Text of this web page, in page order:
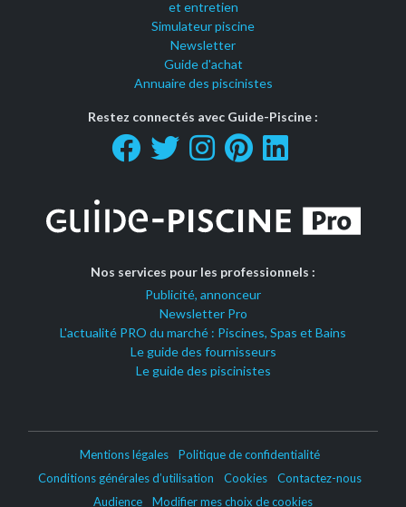
et entretien
Simulateur piscine
Newsletter
Guide d'achat
Annuaire des piscinistes
Restez connectés avec Guide-Piscine :
Nos services pour les professionnels :
Publicité, annonceur
Newsletter Pro
L'actualité PRO du marché : Piscines, Spas et Bains
Le guide des fournisseurs
Le guide des piscinistes
Mentions légales
Politique de confidentialité
Conditions générales d’utilisation
Cookies
Contactez-nous
Audience
Modifier mes choix de cookies